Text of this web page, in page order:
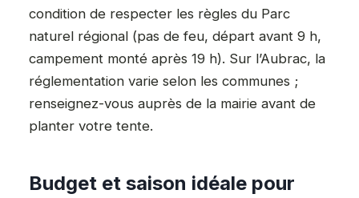
condition de respecter les règles du Parc
naturel régional (pas de feu, départ avant 9 h,
campement monté après 19 h). Sur l’Aubrac, la
réglementation varie selon les communes ;
renseignez-vous auprès de la mairie avant de
planter votre tente.
Budget et saison idéale pour